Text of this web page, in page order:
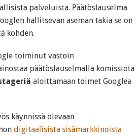
palveluista. Päätöslauselma
hallitsevan aseman takia se on
kohden.
toiminut vastoin
päätöslauselmalla komissiota
aloittamaan toimet Googlea
käynnissä olevaan
digitaalisista sisämarkkinoista